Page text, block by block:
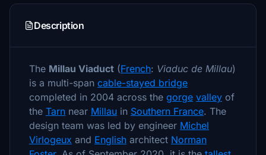
Description
The Millau Viaduct (French: Viaduc de Millau)
is a multi-span cable-stayed bridge
completed in 2004 across the gorge valley of
the Tarn near Millau in Southern France. The
design team was led by engineer Michel
Virlogeux and English architect Norman